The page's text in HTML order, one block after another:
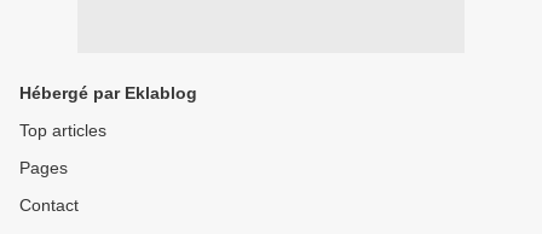
Hébergé par Eklablog
Top articles
Pages
Contact